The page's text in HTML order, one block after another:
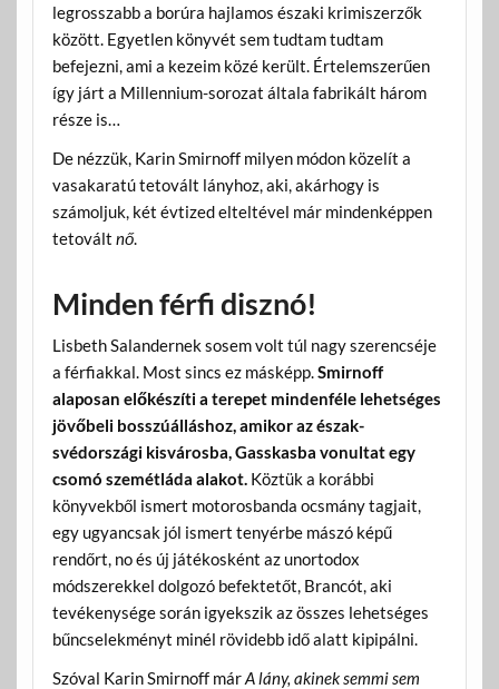
legrosszabb a borúra hajlamos északi krimiszerzők
között. Egyetlen könyvét sem tudtam tudtam
befejezni, ami a kezeim közé került. Értelemszerűen
így járt a Millennium-sorozat általa fabrikált három
része is…
De nézzük, Karin Smirnoff milyen módon közelít a
vasakaratú tetovált lányhoz, aki, akárhogy is
számoljuk, két évtized elteltével már mindenképpen
tetovált nő.
Minden férfi disznó!
Lisbeth Salandernek sosem volt túl nagy szerencséje
a férfiakkal. Most sincs ez másképp. Smirnoff
alaposan előkészíti a terepet mindenféle lehetséges
jövőbeli bosszúálláshoz, amikor az észak-
svédországi kisvárosba, Gasskasba vonultat egy
csomó szemétláda alakot. Köztük a korábbi
könyvekből ismert motorosbanda ocsmány tagjait,
egy ugyancsak jól ismert tenyérbe mászó képű
rendőrt, no és új játékosként az unortodox
módszerekkel dolgozó befektetőt, Brancót, aki
tevékenysége során igyekszik az összes lehetséges
bűncselekményt minél rövidebb idő alatt kipipálni.
Szóval Karin Smirnoff márA lány, akinek semmi sem